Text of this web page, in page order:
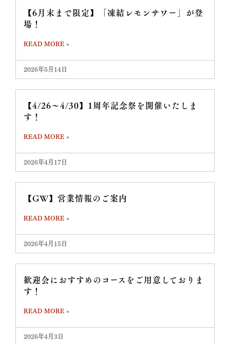
【6月末まで限定】「凍結レモンサワー」が登
場！
READ MORE »
2026年5月14日
【4/26～4/30】1周年記念祭を開催いたしま
す！
READ MORE »
2026年4月17日
【GW】営業情報のご案内
READ MORE »
2026年4月15日
歓迎会におすすめのコースをご用意しておりま
す！
READ MORE »
2026年4月3日